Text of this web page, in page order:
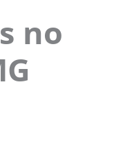
no